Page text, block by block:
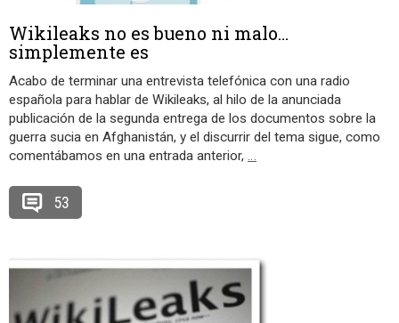
Wikileaks no es bueno ni malo…
simplemente es
Acabo de terminar una entrevista telefónica con una radio
española para hablar de Wikileaks, al hilo de la anunciada
publicación de la segunda entrega de los documentos sobre la
guerra sucia en Afghanistán, y el discurrir del tema sigue, como
comentábamos en una entrada anterior, …
53